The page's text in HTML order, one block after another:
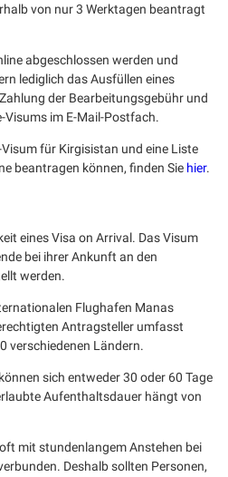
von nur 3 Werktagen beantragt
abgeschlossen werden und
lediglich das Ausfüllen eines
der Bearbeitungsgebühr und
Visums im E-Mail-Postfach.
für Kirgisistan und eine Liste
beantragen können, finden Sie hier.
eines Visa on Arrival. Das Visum
bei ihrer Ankunft an den
werden.
Flughafen Manas
Antragsteller umfasst
verschiedenen Ländern.
sich entweder 30 oder 60 Tage
Aufenthaltsdauer hängt von
mit stundenlangem Anstehen bei
Deshalb sollten Personen,